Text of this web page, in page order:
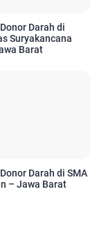
Darah di
Suryakancana
Barat
Darah di SMA
– Jawa Barat